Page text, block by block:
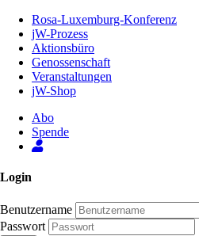
Inhalt
Seite
Rosa-Luxemburg-Konferenz
jW-Prozess
Aktionsbüro
Genossenschaft
Veranstaltungen
jW-Shop
Abo
Spende
Login
Benutzername
Passwort